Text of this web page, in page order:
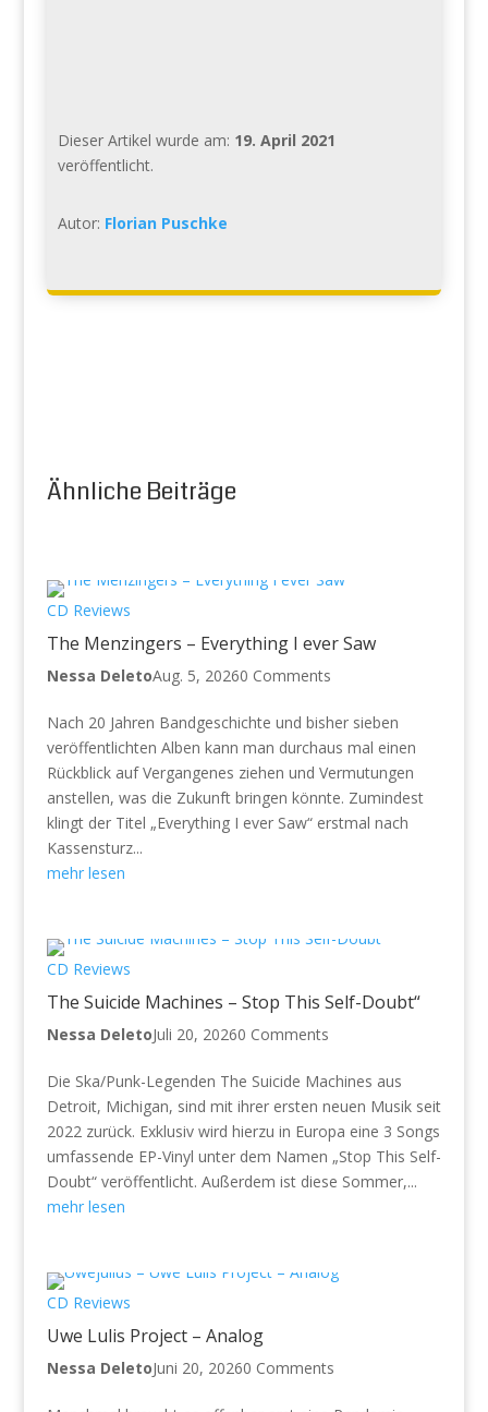
Dieser Artikel wurde am: 19. April 2021
veröffentlicht.
Autor: Florian Puschke
Ähnliche Beiträge
CD Reviews
The Menzingers – Everything I ever Saw
Nessa DeletoAug. 5, 20260 Comments
Nach 20 Jahren Bandgeschichte und bisher sieben
veröffentlichten Alben kann man durchaus mal einen
Rückblick auf Vergangenes ziehen und Vermutungen
anstellen, was die Zukunft bringen könnte. Zumindest
klingt der Titel „Everything I ever Saw“ erstmal nach
Kassensturz...
mehr lesen
CD Reviews
The Suicide Machines – Stop This Self-Doubt“
Nessa DeletoJuli 20, 20260 Comments
Die Ska/Punk-Legenden The Suicide Machines aus
Detroit, Michigan, sind mit ihrer ersten neuen Musik seit
2022 zurück. Exklusiv wird hierzu in Europa eine 3 Songs
umfassende EP-Vinyl unter dem Namen „Stop This Self-
Doubt“ veröffentlicht. Außerdem ist diese Sommer,...
mehr lesen
CD Reviews
Uwe Lulis Project – Analog
Nessa DeletoJuni 20, 20260 Comments